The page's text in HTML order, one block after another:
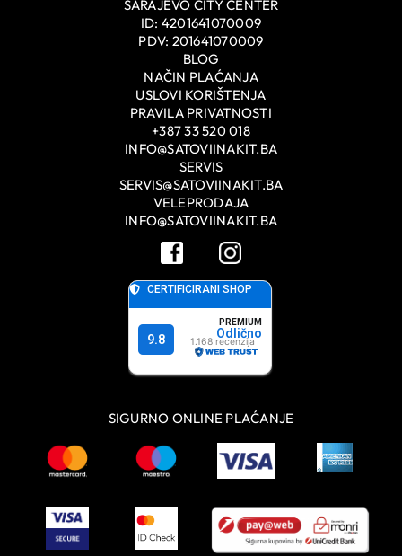
SARAJEVO CITY CENTER
ID: 4201641070009
PDV: 201641070009
BLOG
NAČIN PLAĆANJA
USLOVI KORIŠTENJA
PRAVILA PRIVATNOSTI
+387 33 520 018
INFO@SATOVIINAKIT.BA
SERVIS
SERVIS@SATOVIINAKIT.BA
VELEPRODAJA
INFO@SATOVIINAKIT.BA
SIGURNO ONLINE PLAĆANJE